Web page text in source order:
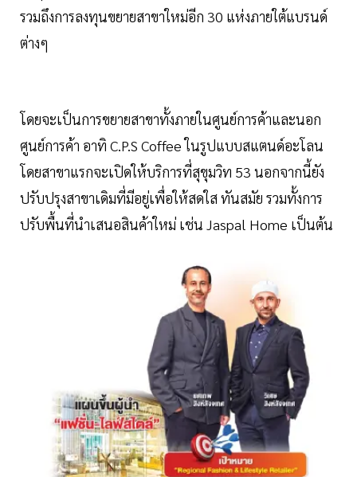
รวมถึงการลงทุนขยายสาขาใหม่อีก 30 แห่งภายใต้แบรนด์
ต่างๆ
โดยจะเป็นการขยายสาขาทั้งภายในศูนย์การค้าและนอก
ศูนย์การค้า อาทิ C.P.S Coffee ในรูปแบบสแตนด์อะโลน
โดยสาขาแรกจะเปิดให้บริการที่สุขุมวิท 53 นอกจากนี้ยัง
ปรับปรุงสาขาเดิมที่มีอยู่เพื่อให้สดใส ทันสมัย รวมทั้งการ
ปรับพื้นที่นำเสนอสินค้าใหม่ เช่น Jaspal Home เป็นต้น